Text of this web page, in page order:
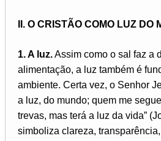
II. O CRISTÃO COMO LUZ DO
1. A luz.Assim como o sal faz a
alimentação, a luz também é
ambiente. Certa vez, o Senhor
a luz, do mundo; quem me
trevas, mas terá a luz da vida”
simboliza clareza,